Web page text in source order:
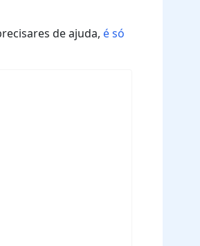
de ajuda, é só